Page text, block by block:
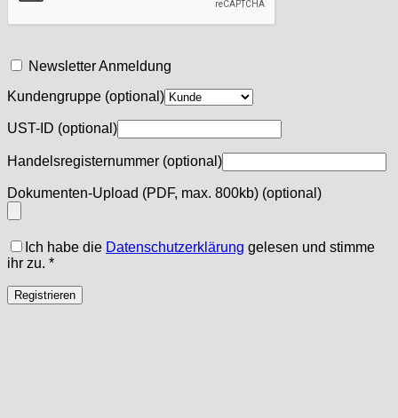
Newsletter Anmeldung
Kundengruppe (optional)
UST-ID (optional)
Handelsregisternummer (optional)
Dokumenten-Upload (PDF, max. 800kb) (optional)
Ich habe die Datenschutzerklärung gelesen und stimme
ihr zu. *
Registrieren